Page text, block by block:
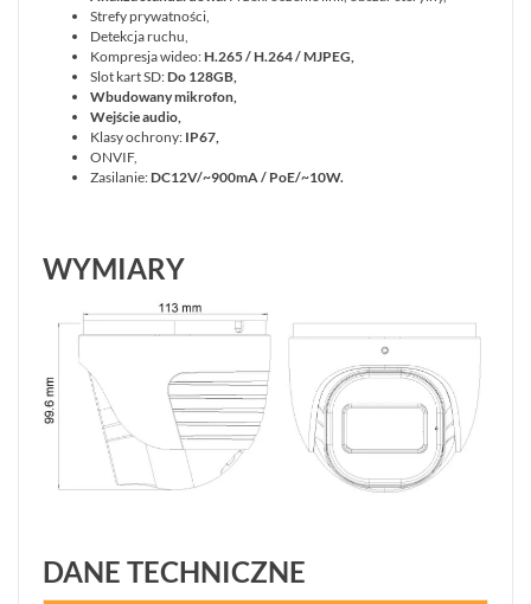
Strefy prywatności,
Detekcja ruchu,
Kompresja wideo:H.265 / H.264 / MJPEG,
Slot kart SD:Do 128GB,
Wbudowany mikrofon,
Wejście audio,
Klasy ochrony: IP67,
ONVIF,
Zasilanie:DC12V/~900mA / PoE/~10W.
WYMIARY
DANE TECHNICZNE